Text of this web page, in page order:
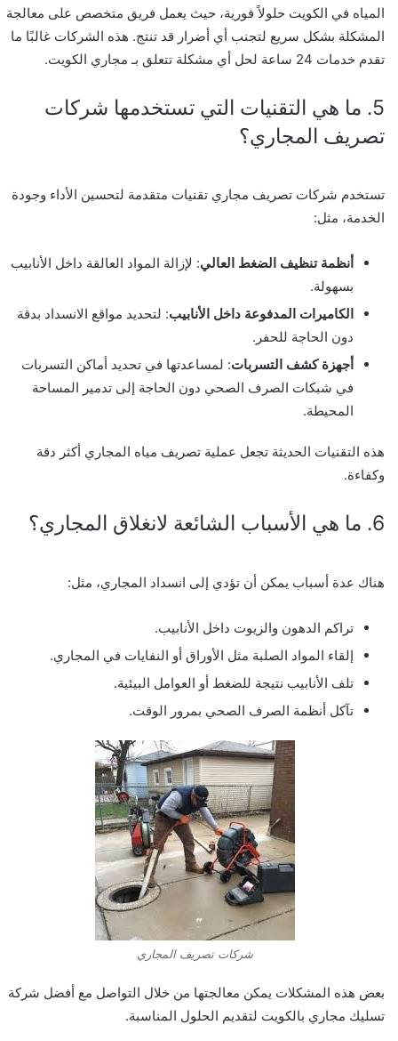
المياه في الكويت حلولاً فورية، حيث يعمل فريق متخصص على معالجة
المشكلة بشكل سريع لتجنب أي أضرار قد تنتج. هذه الشركات غالبًا ما
تقدم خدمات 24 ساعة لحل أي مشكلة تتعلق بـ مجاري الكويت.
5. ما هي التقنيات التي تستخدمها شركات
تصريف المجاري؟
تستخدم شركات تصريف مجاري تقنيات متقدمة لتحسين الأداء وجودة
الخدمة، مثل:
أنظمة تنظيف الضغط العالي: لإزالة المواد العالقة داخل الأنابيب
بسهولة.
الكاميرات المدفوعة داخل الأنابيب: لتحديد مواقع الانسداد بدقة
دون الحاجة للحفر.
أجهزة كشف التسربات: لمساعدتها في تحديد أماكن التسربات
في شبكات الصرف الصحي دون الحاجة إلى تدمير المساحة
المحيطة.
هذه التقنيات الحديثة تجعل عملية تصريف مياه المجاري أكثر دقة
وكفاءة.
6. ما هي الأسباب الشائعة لانغلاق المجاري؟
هناك عدة أسباب يمكن أن تؤدي إلى انسداد المجاري، مثل:
تراكم الدهون والزيوت داخل الأنابيب.
إلقاء المواد الصلبة مثل الأوراق أو النفايات في المجاري.
تلف الأنابيب نتيجة للضغط أو العوامل البيئية.
تآكل أنظمة الصرف الصحي بمرور الوقت.
شركات تصريف المجاري
بعض هذه المشكلات يمكن معالجتها من خلال التواصل مع أفضل شركة
تسليك مجاري بالكويت لتقديم الحلول المناسبة.